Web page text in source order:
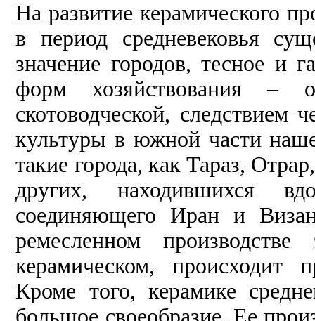
На развитие керамического
в период средневековья
значение городов, тесное и
форм хозяйствования –
скотоводческой, следствием
культуры в южной части
такие города, как Тараз,
других, находившихся
соединяющего Иран и
ремесленном
керамическом, происходит
Кроме того, керамике